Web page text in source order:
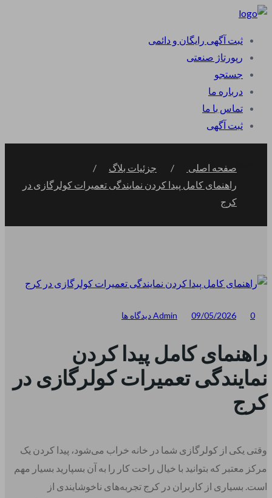
ثبت آگهی رایگان و دائمی
رپورتاژ صنعتی
جستجو
درباره ما
تماس با ما
ثبت آگهی
ثبت نام
صفحه اصلی
جزئیات بلاگ
راهنمای کامل پیدا کردن نمایندگی تعمیرات کولرگازی در
کرج
Admin 09/05/2026 0 دیدگاه ها
راهنمای کامل پیدا کردن
نمایندگی تعمیرات کولرگازی در
کرج
وقتی یکی از کولرگازی شما در خانه خراب می‌شود، پیدا کردن یک
مرکز معتبر که بتوانید با خیال راحت کار را به آن بسپارید بسیار مهم
است. بسیاری از کاربران در کرج تجربه‌های ناخوشایندی از